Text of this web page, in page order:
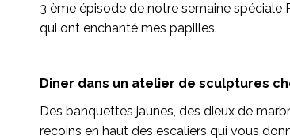
3 ème épisode de notre semaine spéciale
qui ont enchanté mes papilles.
Diner dans un atelier de sculptures
Des banquettes jaunes, des dieux de
recoins en haut des escaliers qui vous